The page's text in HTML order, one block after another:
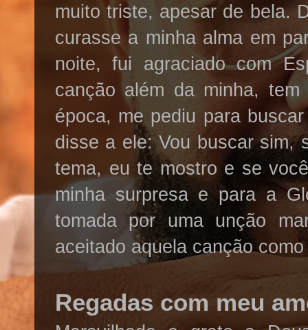
muito triste, apesar de bela.
curasse a minha alma em
noite, fui agraciado com
canção além da minha,
época, me pediu para
disse a ele: Vou buscar sim,
tema, eu te mostro e se
minha surpresa e para a
tomada por uma unção
aceitado aquela canção
Regadas com meu